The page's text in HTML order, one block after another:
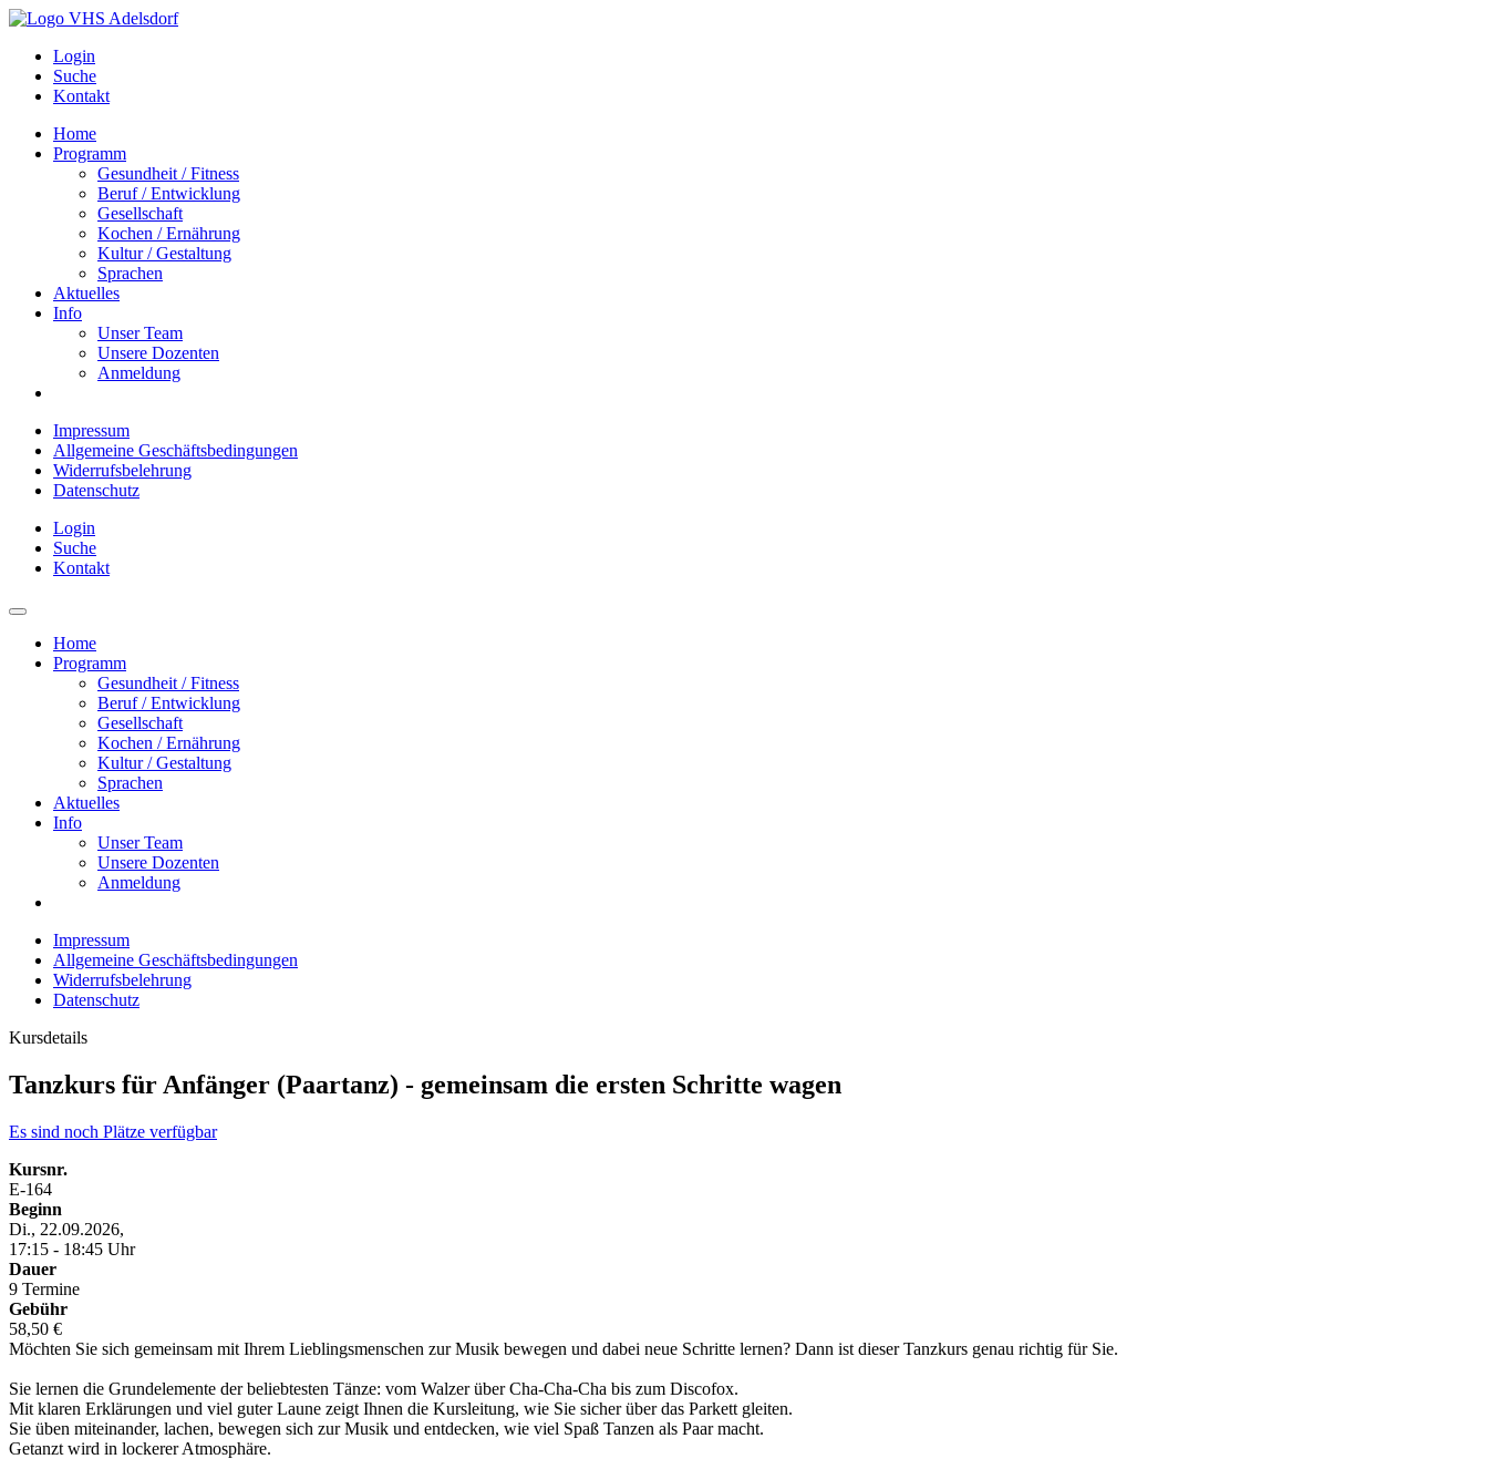
Login
Suche
Kontakt
Home
Programm
Gesundheit / Fitness
Beruf / Entwicklung
Gesellschaft
Kochen / Ernährung
Kultur / Gestaltung
Sprachen
Aktuelles
Info
Unser Team
Unsere Dozenten
Anmeldung
Impressum
Allgemeine Geschäftsbedingungen
Widerrufsbelehrung
Datenschutz
Login
Suche
Kontakt
Home
Programm
Gesundheit / Fitness
Beruf / Entwicklung
Gesellschaft
Kochen / Ernährung
Kultur / Gestaltung
Sprachen
Aktuelles
Info
Unser Team
Unsere Dozenten
Anmeldung
Impressum
Allgemeine Geschäftsbedingungen
Widerrufsbelehrung
Datenschutz
Kursdetails
Tanzkurs für Anfänger (Paartanz) - gemeinsam die ersten Schritte wagen
Es sind noch Plätze verfügbar
Kursnr.
E-164
Beginn
Di., 22.09.2026,
17:15 - 18:45 Uhr
Dauer
9 Termine
Gebühr
58,50 €
Möchten Sie sich gemeinsam mit Ihrem Lieblingsmenschen zur Musik bewegen und dabei neue Schritte lernen? Dann ist dieser Tanzkurs genau richtig für Sie.
Sie lernen die Grundelemente der beliebtesten Tänze: vom Walzer über Cha-Cha-Cha bis zum Discofox.
Mit klaren Erklärungen und viel guter Laune zeigt Ihnen die Kursleitung, wie Sie sicher über das Parkett gleiten.
Sie üben miteinander, lachen, bewegen sich zur Musik und entdecken, wie viel Spaß Tanzen als Paar macht.
Getanzt wird in lockerer Atmosphäre.